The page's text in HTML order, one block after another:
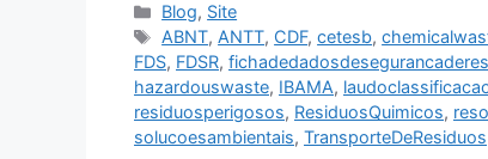
Blog, Site
ABNT,ANTT, CDF,cetesb,
FDS, FDSR,
hazardouswaste, IBAMA,
residuosperigosos, ResiduosQuimicos,
solucoesambientais, TransporteDeResiduos